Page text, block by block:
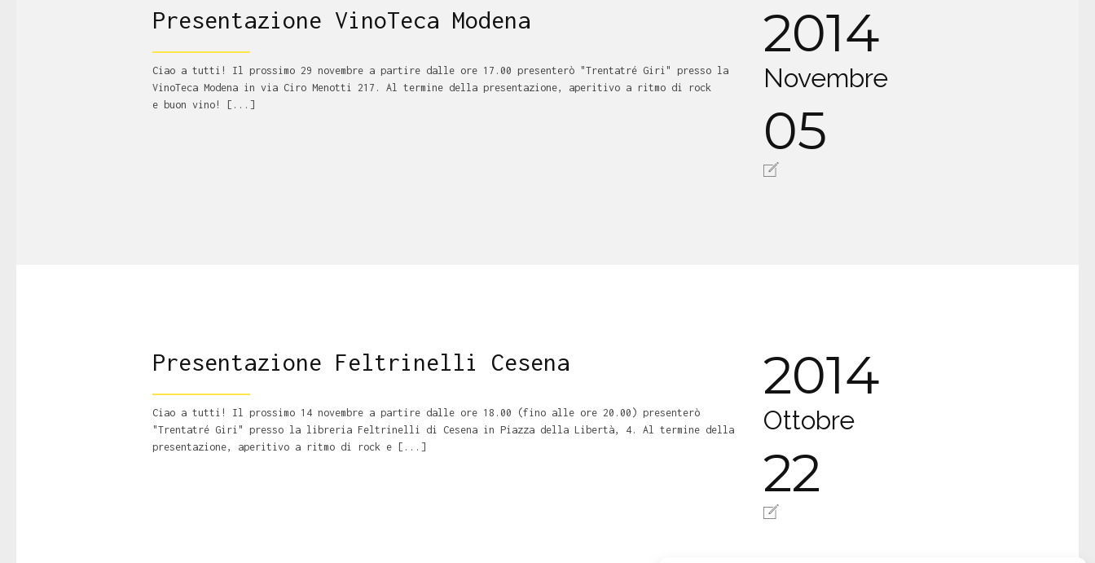
Presentazione VinoTeca Modena
Ciao a tutti! Il prossimo 29 novembre a partire dalle ore 17.00 presenterò "Trentatré Giri" presso la
VinoTeca Modena in via Ciro Menotti 217. Al termine della presentazione, aperitivo a ritmo di rock
e buon vino! [...]
2014
Novembre
05
Presentazione Feltrinelli Cesena
Ciao a tutti! Il prossimo 14 novembre a partire dalle ore 18.00 (fino alle ore 20.00) presenterò
"Trentatré Giri" presso la libreria Feltrinelli di Cesena in Piazza della Libertà, 4. Al termine della
presentazione, aperitivo a ritmo di rock e [...]
2014
Ottobre
22